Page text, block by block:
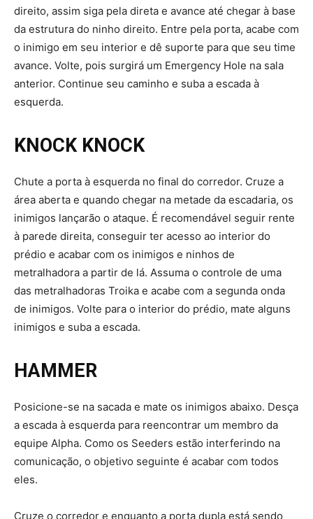
direito, assim siga pela direta e avance até chegar à base
da estrutura do ninho direito. Entre pela porta, acabe com
o inimigo em seu interior e dê suporte para que seu time
avance. Volte, pois surgirá um Emergency Hole na sala
anterior. Continue seu caminho e suba a escada à
esquerda.
KNOCK KNOCK
Chute a porta à esquerda no final do corredor. Cruze a
área aberta e quando chegar na metade da escadaria, os
inimigos lançarão o ataque. É recomendável seguir rente
à parede direita, conseguir ter acesso ao interior do
prédio e acabar com os inimigos e ninhos de
metralhadora a partir de lá. Assuma o controle de uma
das metralhadoras Troika e acabe com a segunda onda
de inimigos. Volte para o interior do prédio, mate alguns
inimigos e suba a escada.
HAMMER
Posicione-se na sacada e mate os inimigos abaixo. Desça
a escada à esquerda para reencontrar um membro da
equipe Alpha. Como os Seeders estão interferindo na
comunicação, o objetivo seguinte é acabar com todos
eles.
Cruze o corredor e enquanto a porta dupla está sendo